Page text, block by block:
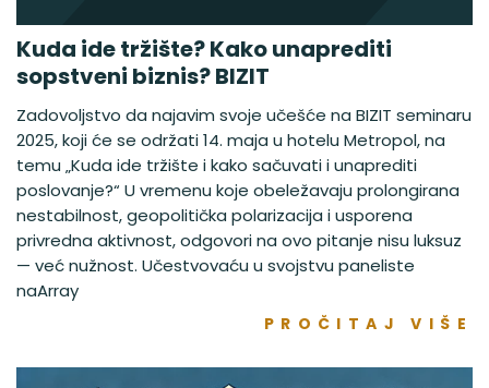
Kuda ide tržište? Kako unaprediti
sopstveni biznis? BIZIT
Zadovoljstvo da najavim svoje učešće na BIZIT seminaru
2025, koji će se održati 14. maja u hotelu Metropol, na
temu „Kuda ide tržište i kako sačuvati i unaprediti
poslovanje?“ U vremenu koje obeležavaju prolongirana
nestabilnost, geopolitička polarizacija i usporena
privredna aktivnost, odgovori na ovo pitanje nisu luksuz
— već nužnost. Učestvovaću u svojstvu paneliste
naArray
PROČITAJ VIŠE